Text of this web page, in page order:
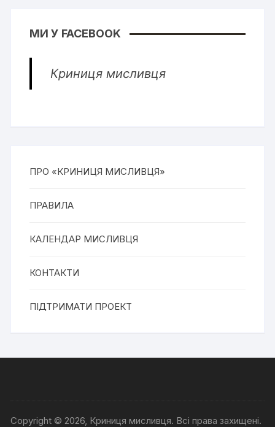
МИ У FACEBOOK
Криниця мисливця
ПРО «КРИНИЦЯ МИСЛИВЦЯ»
ПРАВИЛА
КАЛЕНДАР МИСЛИВЦЯ
КОНТАКТИ
ПІДТРИМАТИ ПРОЕКТ
Copyright © 2026, Криниця мисливця. Всі права захищені.